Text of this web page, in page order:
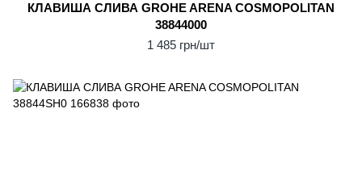
КЛАВИША СЛИВА GROHE ARENA COSMOPOLITAN
38844000
1 485 грн/шт